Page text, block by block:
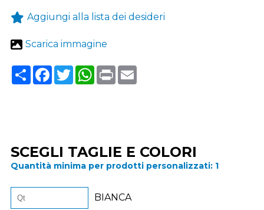
Aggiungi alla lista dei desideri
Scarica immagine
ShareFacebook
TwitterWhatsApp
PrintEmail
SCEGLI TAGLIE E COLORI
Quantità minima per prodotti personalizzati: 1
BIANCA